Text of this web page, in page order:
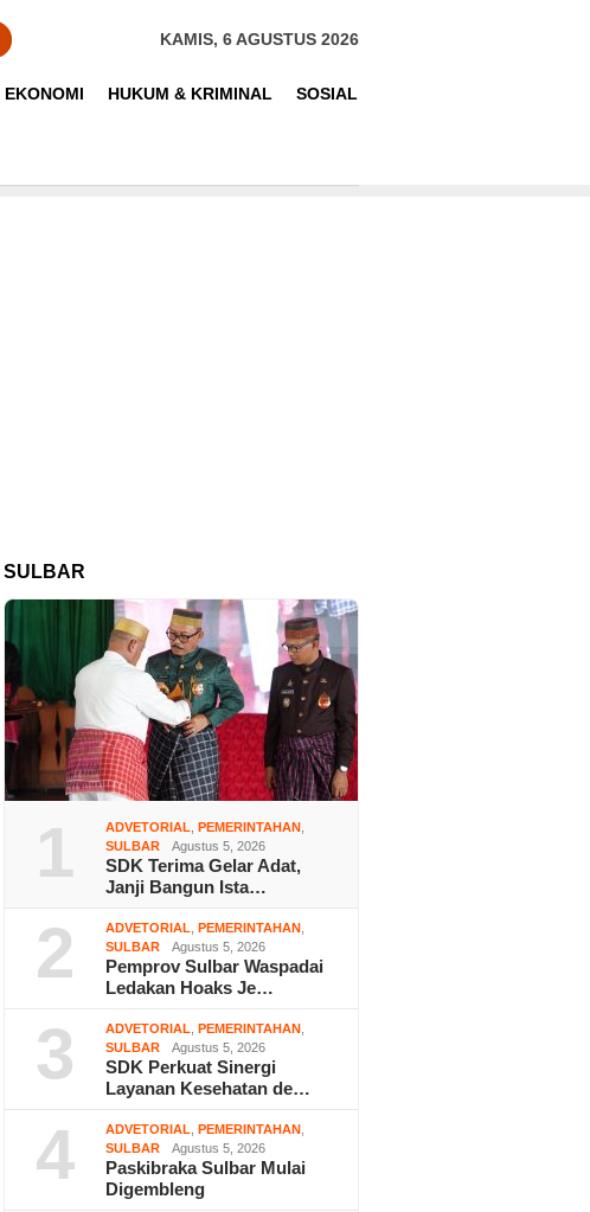
KAMIS, 6 AGUSTUS 2026
EKONOMI HUKUM & KRIMINAL SOSIAL
SULBAR
1 ADVETORIAL ,PEMERINTAHAN
SULBAR
Agustus 5, 2026
SDK Terima Gelar Adat,
Janji Bangun Ista…
2 ADVETORIAL ,PEMERINTAHAN
SULBAR
Agustus 5, 2026
Pemprov Sulbar Waspadai
Ledakan Hoaks Je…
3 ADVETORIAL ,PEMERINTAHAN
SULBAR
Agustus 5, 2026
SDK Perkuat Sinergi
Layanan Kesehatan de…
4 ADVETORIAL ,PEMERINTAHAN
SULBAR
Agustus 5, 2026
Paskibraka Sulbar Mulai
Digembleng